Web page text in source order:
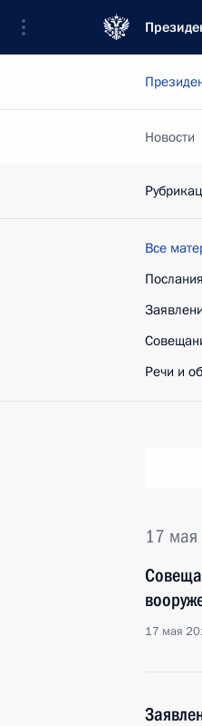
Новости
Все
Речи и
17 мая
17 мая